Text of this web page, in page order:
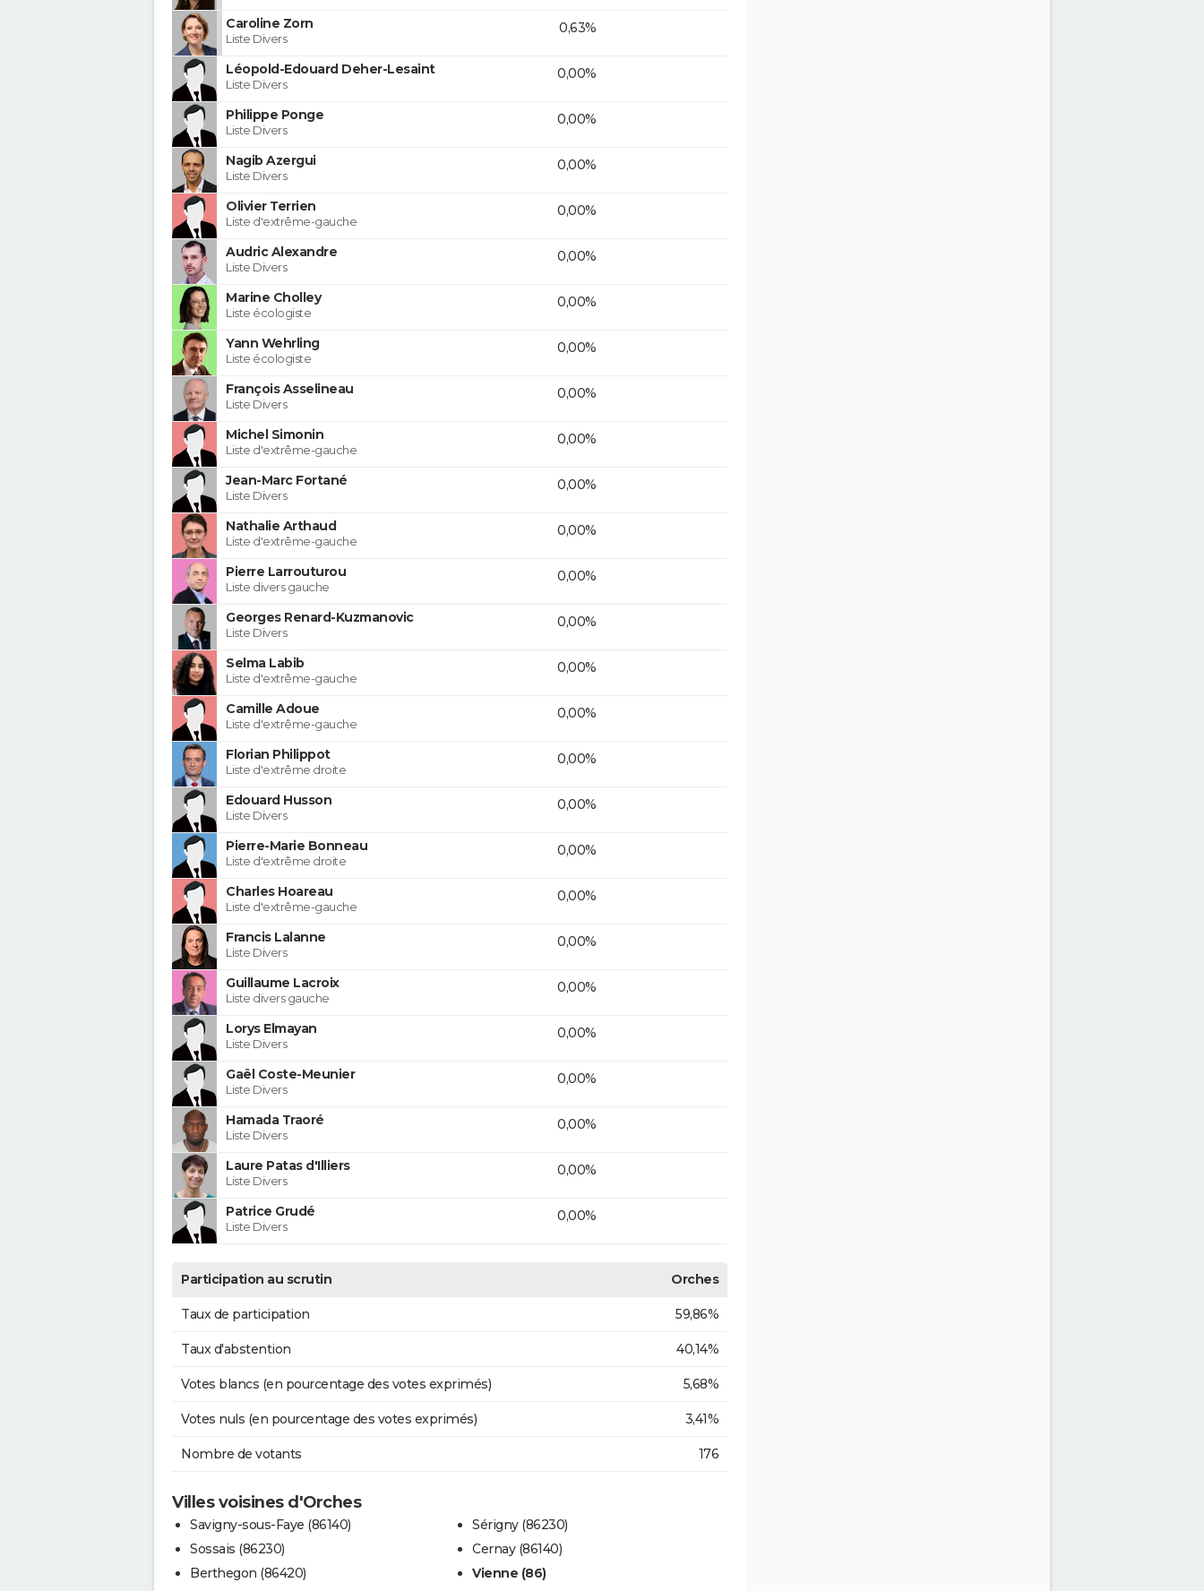
Caroline Zorn
Liste Divers
0,63%
Léopold-Edouard Deher-Lesaint
Liste Divers
0,00%
Philippe Ponge
Liste Divers
0,00%
Nagib Azergui
Liste Divers
0,00%
Olivier Terrien
Liste d'extrême-gauche
0,00%
Audric Alexandre
Liste Divers
0,00%
Marine Cholley
Liste écologiste
0,00%
Yann Wehrling
Liste écologiste
0,00%
François Asselineau
Liste Divers
0,00%
Michel Simonin
Liste d'extrême-gauche
0,00%
Jean-Marc Fortané
Liste Divers
0,00%
Nathalie Arthaud
Liste d'extrême-gauche
0,00%
Pierre Larrouturou
Liste divers gauche
0,00%
Georges Renard-Kuzmanovic
Liste Divers
0,00%
Selma Labib
Liste d'extrême-gauche
0,00%
Camille Adoue
Liste d'extrême-gauche
0,00%
Florian Philippot
Liste d'extrême droite
0,00%
Edouard Husson
Liste Divers
0,00%
Pierre-Marie Bonneau
Liste d'extrême droite
0,00%
Charles Hoareau
Liste d'extrême-gauche
0,00%
Francis Lalanne
Liste Divers
0,00%
Guillaume Lacroix
Liste divers gauche
0,00%
Lorys Elmayan
Liste Divers
0,00%
Gaël Coste-Meunier
Liste Divers
0,00%
Hamada Traoré
Liste Divers
0,00%
Laure Patas d'Illiers
Liste Divers
0,00%
Patrice Grudé
Liste Divers
0,00%
Participation au scrutin Orches
Taux de participation 59,86%
Taux d'abstention 40,14%
Votes blancs (en pourcentage des votes exprimés) 5,68%
Votes nuls (en pourcentage des votes exprimés) 3,41%
Nombre de votants 176
Villes voisines d'Orches
Savigny-sous-Faye (86140)
Sossais (86230)
Berthegon (86420)
Sérigny (86230)
Cernay (86140)
Vienne (86)